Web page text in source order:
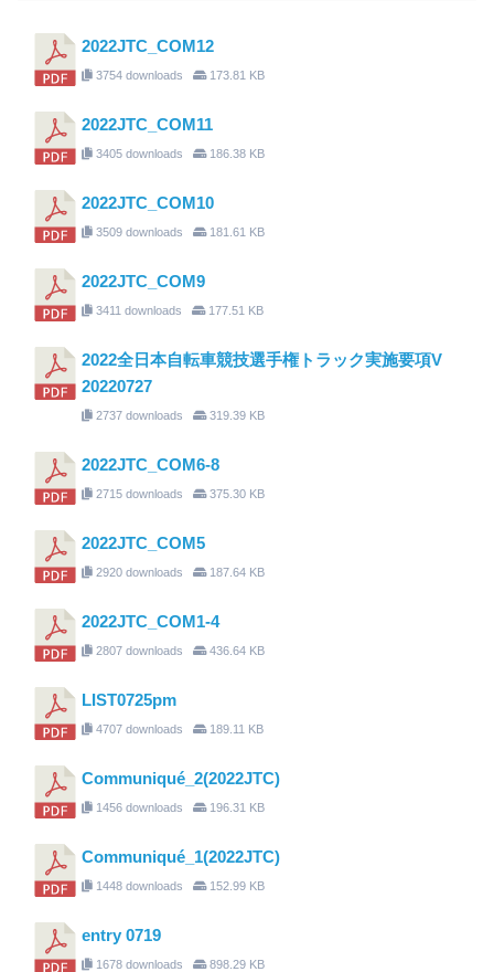
2022JTC_COM12
3754 downloads 173.81 KB
2022JTC_COM11
3405 downloads 186.38 KB
2022JTC_COM10
3509 downloads 181.61 KB
2022JTC_COM9
3411 downloads 177.51 KB
2022全日本自転車競技選手権トラック実施要項V
20220727
2737 downloads 319.39 KB
2022JTC_COM6-8
2715 downloads 375.30 KB
2022JTC_COM5
2920 downloads 187.64 KB
2022JTC_COM1-4
2807 downloads 436.64 KB
LIST0725pm
4707 downloads 189.11 KB
Communiqué_2(2022JTC)
1456 downloads 196.31 KB
Communiqué_1(2022JTC)
1448 downloads 152.99 KB
entry 0719
1678 downloads 898.29 KB